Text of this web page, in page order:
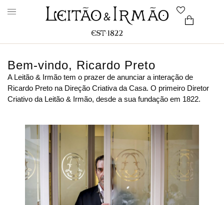
Bem-vindo, Ricardo Preto
A Leitão & Irmão tem o prazer de anunciar a interação de
Ricardo Preto na Direção Criativa da Casa. O primeiro Diretor
Criativo da Leitão & Irmão, desde a sua fundação em 1822.